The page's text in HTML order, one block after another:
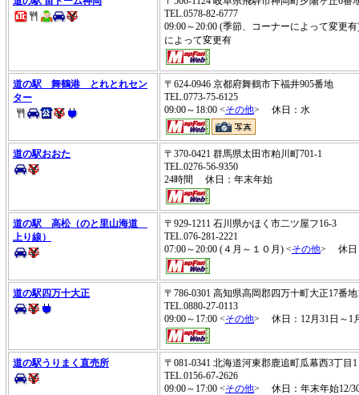
TEL.0578-82-6777
09:00～20:00 (季節、コーナーによって変更
によって変更有
道の駅 舞鶴港 とれとれセン
ター
〒624-0946 京都府舞鶴市下福井905番地
TEL.0773-75-6125
09:00～18:00 <その他> 休日：水
道の駅おおた
〒370-0421 群馬県太田市粕川町701-1
TEL.0276-56-9350
24時間 休日：年末年始
道の駅 高松（のと里山海道
上り線）
〒929-1211 石川県かほく市二ツ屋フ16-3
TEL.076-281-2221
07:00～20:00 (４月～１０月) <その他> 休日
道の駅四万十大正
〒786-0301 高知県高岡郡四万十町大正17番
TEL.0880-27-0113
09:00～17:00 <その他> 休日：12月31日～1
道の駅うりまく直売所
〒081-0341 北海道河東郡鹿追町瓜幕西3丁
TEL.0156-67-2626
09:00～17:00 <その他> 休日：年末年始12/